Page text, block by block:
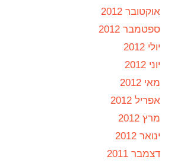
אוקטובר 2012
ספטמבר 2012
יולי 2012
יוני 2012
מאי 2012
אפריל 2012
מרץ 2012
ינואר 2012
דצמבר 2011